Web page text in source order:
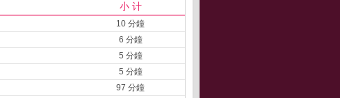
小 计
10 分鐘
6 分鐘
5 分鐘
5 分鐘
97 分鐘